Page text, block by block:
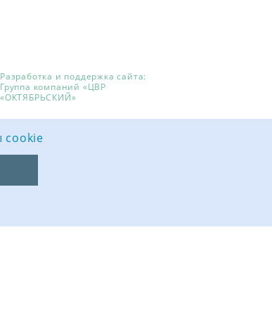
Разработка и поддержка сайта:
Группа компаний «ЦВР
«ОКТЯБРЬСКИЙ»
cookie